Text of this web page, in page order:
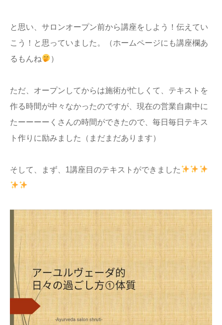
と思い、サロンオープン前から講座をしよう！伝えてい
こう！と思っていました。（ホームページにも講座欄あ
るもんね
）
ただ、オープンしてからは施術が忙しくて、テキストを
作る時間が中々なかったのですが、現在の営業自粛中に
たーーーーくさんの時間ができたので、毎日毎日テキス
ト作りに励みました（まだまだあります）
そして、まず、1講座目のテキストができました